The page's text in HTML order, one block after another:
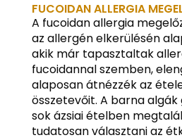
FUCOIDAN ALLERGIA
A fucoidan allergia
az allergén elkerülésén
akik már tapasztaltak
fucoidannal szemben,
alaposan átnézzék az
összetevőit. A barna
sok ázsiai ételben
tudatosan választani az